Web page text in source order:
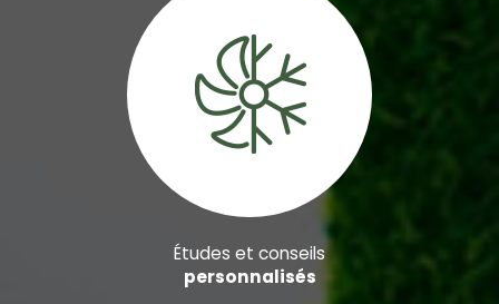
Études et conseils
personnalisés